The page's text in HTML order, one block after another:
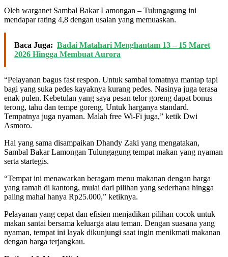
Oleh warganet Sambal Bakar Lamongan – Tulungagung ini
mendapar rating 4,8 dengan usalan yang memuaskan.
Baca Juga: Badai Matahari Menghantam 13 – 15 Maret
2026 Hingga Membuat Aurora
“Pelayanan bagus fast respon. Untuk sambal tomatnya mantap tapi
bagi yang suka pedes kayaknya kurang pedes. Nasinya juga terasa
enak pulen. Kebetulan yang saya pesan telor goreng dapat bonus
terong, tahu dan tempe goreng. Untuk harganya standard.
Tempatnya juga nyaman. Malah free Wi-Fi juga,” ketik Dwi
Asmoro.
Hal yang sama disampaikan Dhandy Zaki yang mengatakan,
Sambal Bakar Lamongan Tulungagung tempat makan yang nyaman
serta startegis.
“Tempat ini menawarkan beragam menu makanan dengan harga
yang ramah di kantong, mulai dari pilihan yang sederhana hingga
paling mahal hanya Rp25.000,” ketiknya.
Pelayanan yang cepat dan efisien menjadikan pilihan cocok untuk
makan santai bersama keluarga atau teman. Dengan suasana yang
nyaman, tempat ini layak dikunjungi saat ingin menikmati makanan
dengan harga terjangkau.